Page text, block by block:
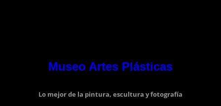
Museo Artes Plásticas
Lo mejor de la pintura, escultura y fotografía